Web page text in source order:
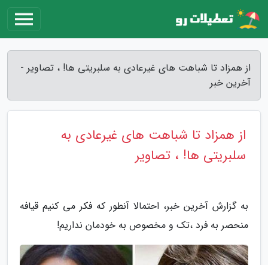
از همزاد تا شباهت های غیرعادی به سلبریتی ها! ، تصاویر -
آخرین خبر
از همزاد تا شباهت های غیرعادی به
سلبریتی ها! ، تصاویر
به گزارش آخرین خبر، احتمالا آنطور که فکر می کنیم قیافه
منحصر به فرد ،تک و مخصوص به خودمان نداریم!